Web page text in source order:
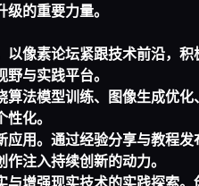
的重要力量。
像素论坛紧跟技术前沿，
与实践平台。
法模型训练、图像生成优
化。
用。通过经验分享与教程
注入持续创新的动力。